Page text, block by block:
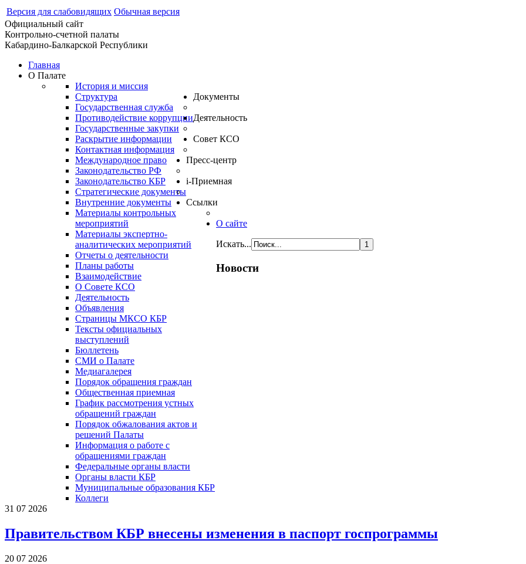
Версия для слабовидящих Обычная версия
Официальный сайт
Контрольно-счетной палаты
Кабардино-Балкарской Республики
Главная
О Палате
История и миссия
Структура
Государственная служба
Противодействие коррупции
Государственные закупки
Раскрытие информации
Контактная информация
Документы
Международное право
Законодательство РФ
Законодательство КБР
Стратегические документы
Внутренние документы
Деятельность
Материалы контрольных
мероприятий
Материалы экспертно-
аналитических мероприятий
Отчеты о деятельности
Планы работы
Взаимодействие
Совет КСО
О Совете КСО
Деятельность
Объявления
Страницы МКСО КБР
Пресс-центр
Тексты официальных
выступлений
Бюллетень
СМИ о Палате
Медиагалерея
i-Приемная
Порядок обращения граждан
Общественная приемная
График рассмотрения устных
обращений граждан
Порядок обжалования актов и
решений Палаты
Информация о работе с
обращениями граждан
Ссылки
Федеральные органы власти
Органы власти КБР
Муниципальные образования КБР
Коллеги
О сайте
Искать...
Новости
31 07 2026
Правительством КБР внесены изменения в паспорт госпрограммы
20 07 2026